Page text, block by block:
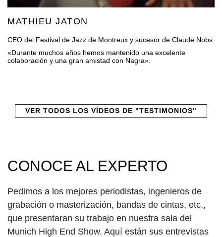
MATHIEU JATON
CEO del Festival de Jazz de Montreux y sucesor de Claude Nobs
«Durante muchos años hemos mantenido una excelente
colaboración y una gran amistad con Nagra».
VER TODOS LOS VÍDEOS DE "TESTIMONIOS"
CONOCE AL EXPERTO
Pedimos a los mejores periodistas, ingenieros de
grabación o masterización, bandas de cintas, etc.,
que presentaran su trabajo en nuestra sala del
Munich High End Show. Aquí están sus entrevistas